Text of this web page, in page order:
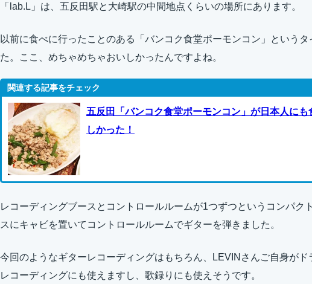
「lab.L」は、五反田駅と大崎駅の中間地点くらいの場所にあります。
以前に食べに行ったことのある「バンコク食堂ポーモンコン」という
た。ここ、めちゃめちゃおいしかったんですよね。
五反田「バンコク食堂ポーモンコン」が日本人に
しかった！
レコーディングブースとコントロールルームが1つずつというコンパク
スにキャビを置いてコントロールルームでギターを弾きました。
今回のようなギターレコーディングはもちろん、LEVINさんご自身が
レコーディングにも使えますし、歌録りにも使えそうです。